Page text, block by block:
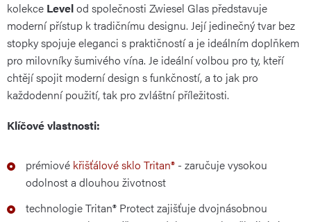
kolekce Levelod společnosti Zwiesel Glas představuje
moderní přístup k tradičnímu designu. Její jedinečný tvar bez
stopky spojuje eleganci s praktičností a je ideálním doplňkem
pro milovníky šumivého vína. Je ideální volbou pro ty, kteří
chtějí spojit moderní design s funkčností, a to jak pro
každodenní použití, tak pro zvláštní příležitosti.
Klíčové vlastnosti:
prémiové křišťálové sklo Tritan® - zaručuje vysokou
odolnost a dlouhou životnost
technologie Tritan® Protect zajišťuje dvojnásobnou